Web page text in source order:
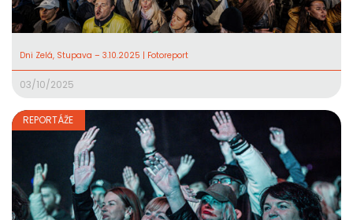
Dni Zelá, Stupava – 3.10.2025 | Fotoreport
03/10/2025
REPORTÁŽE